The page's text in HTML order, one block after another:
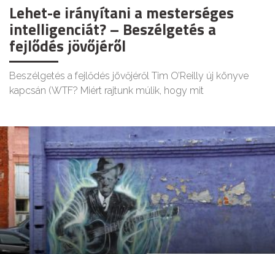
Lehet-e irányítani a mesterséges
intelligenciát? – Beszélgetés a
fejlődés jövőjéről
Beszélgetés a fejlődés jövőjéről Tim O’Reilly új könyve
kapcsán (WTF? Miért rajtunk múlik, hogy mit